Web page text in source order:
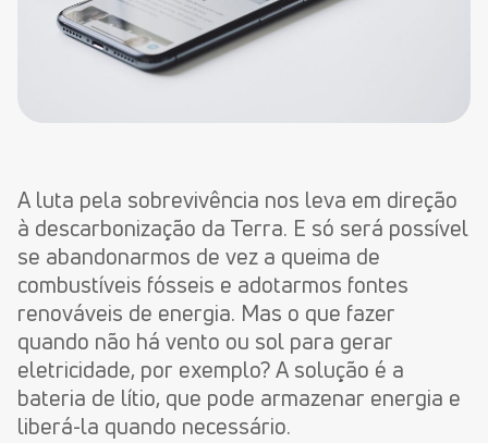
A luta pela sobrevivência nos leva em direção
à descarbonização da Terra. E só será possível
se abandonarmos de vez a queima de
combustíveis fósseis e adotarmos fontes
renováveis de energia. Mas o que fazer
quando não há vento ou sol para gerar
eletricidade, por exemplo? A solução é a
bateria de lítio, que pode armazenar energia e
liberá-la quando necessário.